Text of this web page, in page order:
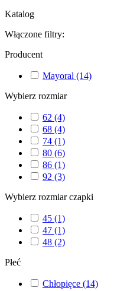
Katalog
Włączone filtry:
Producent
Mayoral (14)
Wybierz rozmiar
62 (4)
68 (4)
74 (1)
80 (6)
86 (1)
92 (3)
Wybierz rozmiar czapki
45 (1)
47 (1)
48 (2)
Płeć
Chłopięce (14)